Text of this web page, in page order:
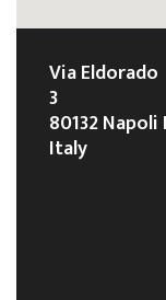
Via Eldorado
3
80132 Napoli
Italy